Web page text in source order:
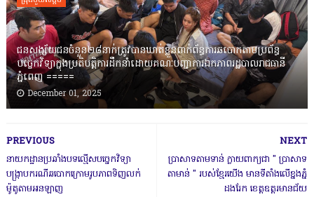
ជនសង្ស័យជនចំនួន២៨នាក់ត្រូវបានឃាត់ខ្លួនពាក់ព័ន្ធការឆបោកតាមប្រព័ន្ធ
បច្ចេកវិទ្យាក្នុងប្រតិបត្តិការដឹកនាំដោយគណៈបញ្ជាការឯកភាពរដ្ឋបាលរាជធានី
ភ្នំពេញ ‎=====
December 01, 2025
NEXT
ប្រាសាទតាមទាន់ ក្លាយពាក្យជា " ប្រាសាទ
តាមាន់ " របស់ខ្មែរយើង មានទីតាំងលើខ្នងភ្នំ
ដងរែក ខេត្តឧត្តរមានជ័យ
PREVIOUS
នាយកដ្ឋានប្រឆាំងបទល្មើសបច្ចេកវិទ្យា
បង្រ្កាបករណីឆបោកក្រោមរូបភាពទិញលក់
ម៉ូតូតាមអនឡាញ